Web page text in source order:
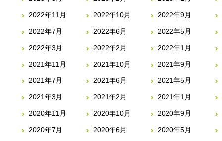
2022年11月 2022年10月 2022年9月
2022年7月 2022年6月 2022年5月
2022年3月 2022年2月 2022年1月
2021年11月 2021年10月 2021年9月
2021年7月 2021年6月 2021年5月
2021年3月 2021年2月 2021年1月
2020年11月 2020年10月 2020年9月
2020年7月 2020年6月 2020年5月